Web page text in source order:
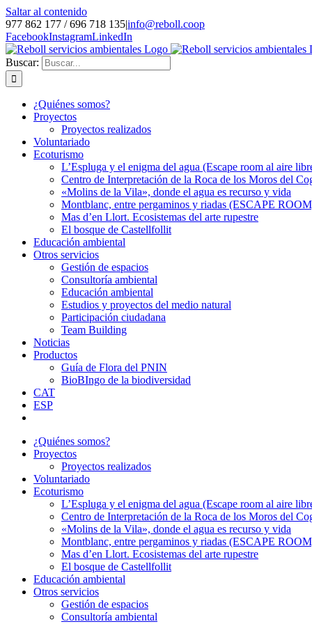
Saltar al contenido
977 862 177 / 696 718 135|info@reboll.coop
FacebookInstagramLinkedIn
Buscar:
¿Quiénes somos?
Proyectos
Proyectos realizados
Voluntariado
Ecoturismo
L’Espluga y el enigma del agua (Escape room al aire
Centro de Interpretación de la Roca de los Moros del
«Molins de la Vila», donde el agua es recurso y vida
Montblanc, entre pergaminos y riadas (ESCAPE
Mas d’en Llort. Ecosistemas del arte rupestre
El bosque de Castellfollit
Educación ambiental
Otros servicios
Gestión de espacios
Consultoría ambiental
Educación ambiental
Estudios y proyectos del medio natural
Participación ciudadana
Team Building
Noticias
Productos
Guía de Flora del PNIN
BioBIngo de la biodiversidad
CAT
ESP
¿Quiénes somos?
Proyectos
Proyectos realizados
Voluntariado
Ecoturismo
L’Espluga y el enigma del agua (Escape room al aire
Centro de Interpretación de la Roca de los Moros del
«Molins de la Vila», donde el agua es recurso y vida
Montblanc, entre pergaminos y riadas (ESCAPE
Mas d’en Llort. Ecosistemas del arte rupestre
El bosque de Castellfollit
Educación ambiental
Otros servicios
Gestión de espacios
Consultoría ambiental